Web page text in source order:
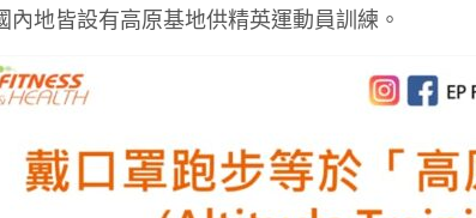
內地皆設有高原基地供精英運動員訓練。